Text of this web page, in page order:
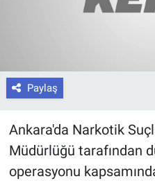
Paylaş
Ankara'da Narkotik
Müdürlüğü tarafından
operasyonu